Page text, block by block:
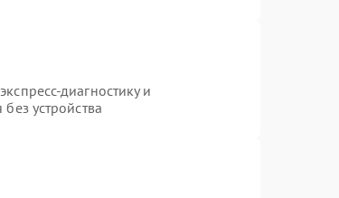
диагностику и
устройства